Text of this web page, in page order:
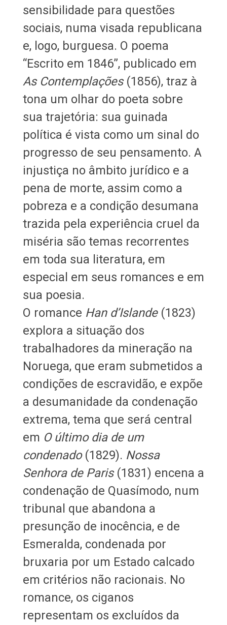
sensibilidade para questões
sociais, numa visada republicana
e, logo, burguesa. O poema
“Escrito em 1846”, publicado em
As Contemplações(1856), traz à
tona um olhar do poeta sobre
sua trajetória: sua guinada
política é vista como um sinal do
progresso de seu pensamento. A
injustiça no âmbito jurídico e a
pena de morte, assim como a
pobreza e a condição desumana
trazida pela experiência cruel da
miséria são temas recorrentes
em toda sua literatura, em
especial em seus romances e em
sua poesia.
O romance Han d’Islande(1823)
explora a situação dos
trabalhadores da mineração na
Noruega, que eram submetidos a
condições de escravidão, e expõe
a desumanidade da condenação
extrema, tema que será central
em O último dia de um
condenado(1829). Nossa
Senhora de Paris(1831) encena a
condenação de Quasímodo, num
tribunal que abandona a
presunção de inocência, e de
Esmeralda, condenada por
bruxaria por um Estado calcado
em critérios não racionais. No
romance, os ciganos
representam os excluídos da